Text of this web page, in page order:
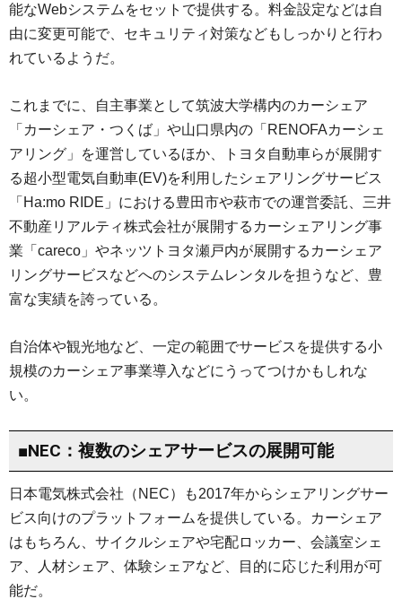
能なWebシステムをセットで提供する。料金設定などは自
由に変更可能で、セキュリティ対策などもしっかりと行わ
れているようだ。
これまでに、自主事業として筑波大学構内のカーシェア
「カーシェア・つくば」や山口県内の「RENOFAカーシェ
アリング」を運営しているほか、トヨタ自動車らが展開す
る超小型電気自動車(EV)を利用したシェアリングサービス
「Ha:mo RIDE」における豊田市や萩市での運営委託、三井
不動産リアルティ株式会社が展開するカーシェアリング事
業「careco」やネッツトヨタ瀬戸内が展開するカーシェア
リングサービスなどへのシステムレンタルを担うなど、豊
富な実績を誇っている。
自治体や観光地など、一定の範囲でサービスを提供する小
規模のカーシェア事業導入などにうってつけかもしれな
い。
■NEC：複数のシェアサービスの展開可能
日本電気株式会社（NEC）も2017年からシェアリングサー
ビス向けのプラットフォームを提供している。カーシェア
はもちろん、サイクルシェアや宅配ロッカー、会議室シェ
ア、人材シェア、体験シェアなど、目的に応じた利用が可
能だ。